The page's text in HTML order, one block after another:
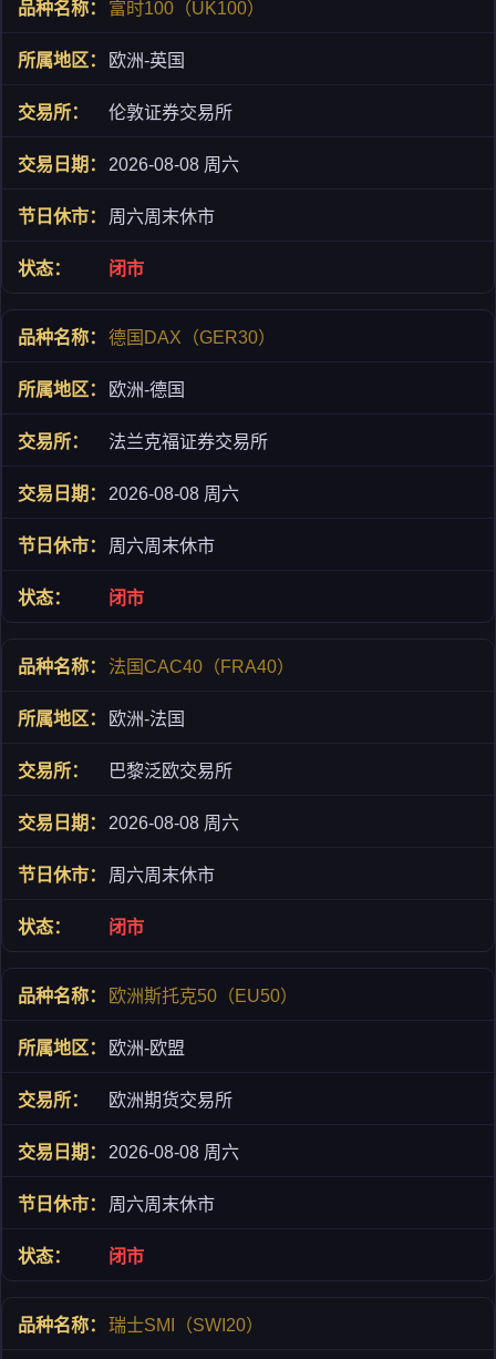
富时100（UK100）
欧洲-英国
伦敦证券交易所
2026-08-08 周六
周六周末休市
闭市
德国DAX（GER30）
欧洲-德国
法兰克福证券交易所
2026-08-08 周六
周六周末休市
闭市
法国CAC40（FRA40）
欧洲-法国
巴黎泛欧交易所
2026-08-08 周六
周六周末休市
闭市
欧洲斯托克50（EU50）
欧洲-欧盟
欧洲期货交易所
2026-08-08 周六
周六周末休市
闭市
瑞士SMI（SWI20）